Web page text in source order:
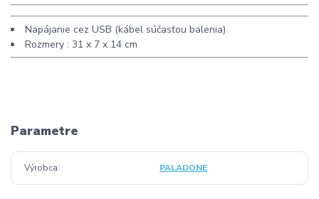
Napájanie cez USB (kábel súčasťou balenia)
Rozmery : 31 x 7 x 14 cm
Parametre
Výrobca PALADONE